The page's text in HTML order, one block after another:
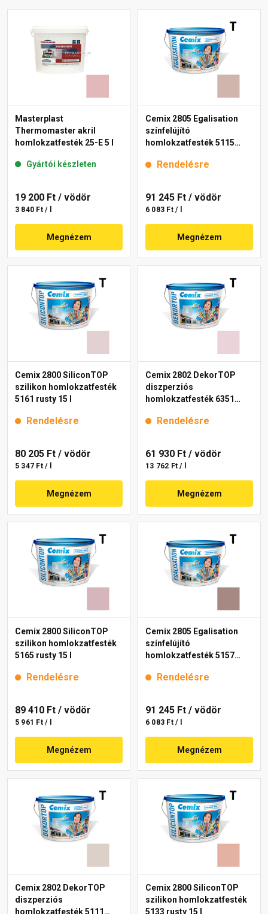
Masterplast
Thermomaster akril
homlokzatfesték 25-E 5 l
Gyártói készleten
19 200 Ft / vödör
3 840 Ft / l
Megnézem
Cemix 2805 Egalisation
színfelújító
homlokzatfesték 5115
Rendelésre
91 245 Ft / vödör
6 083 Ft / l
Megnézem
Cemix 2800 SiliconTOP
szilikon homlokzatfesték
5161 rusty 15 l
Rendelésre
80 205 Ft / vödör
5 347 Ft / l
Megnézem
Cemix 2802 DekorTOP
diszperziós
homlokzatfesték 6351
Rendelésre
61 930 Ft / vödör
13 762 Ft / l
Megnézem
Cemix 2800 SiliconTOP
szilikon homlokzatfesték
5165 rusty 15 l
Rendelésre
89 410 Ft / vödör
5 961 Ft / l
Megnézem
Cemix 2805 Egalisation
színfelújító
homlokzatfesték 5157
Rendelésre
91 245 Ft / vödör
6 083 Ft / l
Megnézem
Cemix 2802 DekorTOP
diszperziós
homlokzatfesték 5111
Cemix 2800 SiliconTOP
szilikon homlokzatfesték
5133 rusty 15 l